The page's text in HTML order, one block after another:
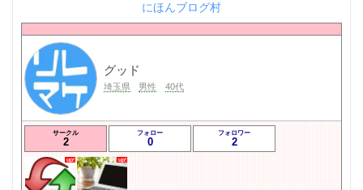
にほんブログ村
グッド
埼玉県 男性 40代
サークル
2
フォロー
0
フォロワー
2